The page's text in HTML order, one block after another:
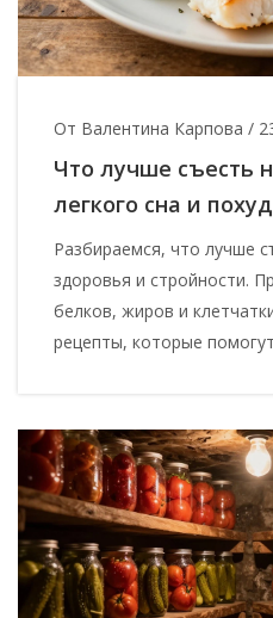
От Валентина Карпова /
Что лучше съесть
легкого сна и
Разбираемся, что лучше
здоровья и стройности.
белков, жиров и
рецепты, которые